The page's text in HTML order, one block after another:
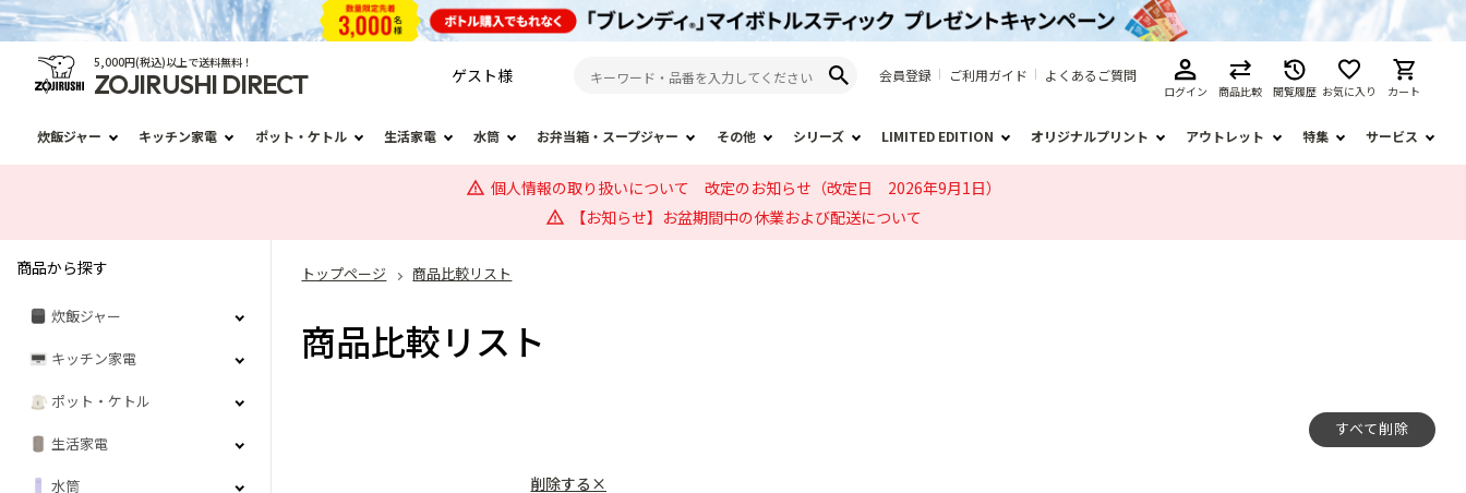
5,000円(税込)以上で送料無料！
ZOJIRUSHI DIRECT ゲスト様 会員登録 ご利用ガイド よくあるご質問
ログイン 商品比較 閲覧履歴 お気に入り カート
炊飯ジャー キッチン家電 ポット・ケトル 生活家電 水筒 お弁当箱・スープジャー その他 シリーズ LIMITED EDITION オリジナルプリント アウトレット 特集 サービス
個人情報の取り扱いについて 改定のお知らせ（改定日 2026年9月1日）
【お知らせ】お盆期間中の休業および配送について
トップページ 商品比較リスト
商品比較リスト
すべて削除
削除する×
商品から探す
炊飯ジャー
キッチン家電
ポット・ケトル
生活家電
水筒